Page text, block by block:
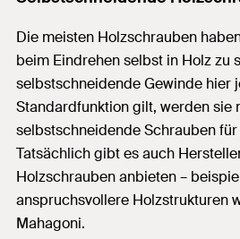
Die meisten Holzschrauben
beim Eindrehen selbst in Holz zu
selbstschneidende Gewinde hier
Standardfunktion gilt, werden sie
selbstschneidende Schrauben
Tatsächlich gibt es auch
Holzschrauben anbieten –
anspruchsvollere Holzstrukturen
Mahagoni.